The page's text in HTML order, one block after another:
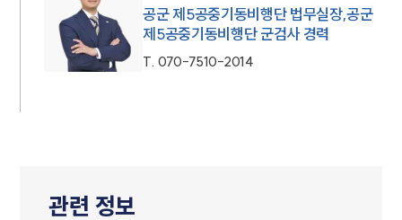
공군 제5공중기동비행단 법무실장,공군
제5공중기동비행단 군검사 경력
T. 070-7510-2014
관련 정보